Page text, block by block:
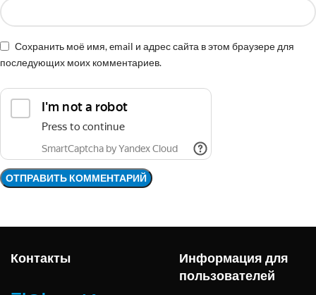
Сохранить моё имя, email и адрес сайта в этом браузере для
последующих моих комментариев.
Контакты
Информация для
пользователей